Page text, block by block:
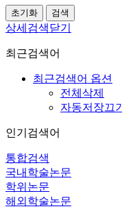
상세검색닫기
최근검색어
최근검색어 옵션
전체삭제
자동저장끄기
인기검색어
통합검색
국내학술논문
학위논문
해외학술논문